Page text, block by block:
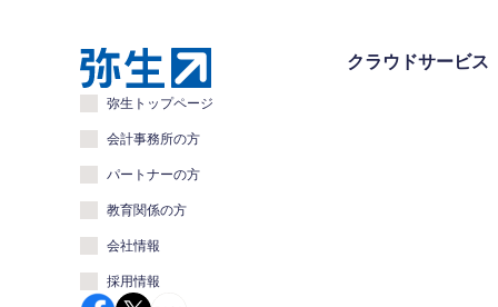
弥生トップページ
会計事務所の方
パートナーの方
教育関係の方
会社情報
採用情報
クラウドサービス